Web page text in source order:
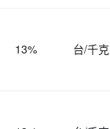
13% 台/千克